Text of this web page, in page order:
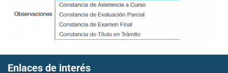
Enlaces de interés